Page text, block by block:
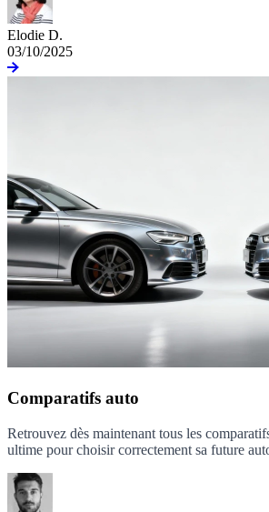
Elodie D.
03/10/2025
Comparatifs auto
Retrouvez dès maintenant tous les
ultime pour choisir correctement sa future